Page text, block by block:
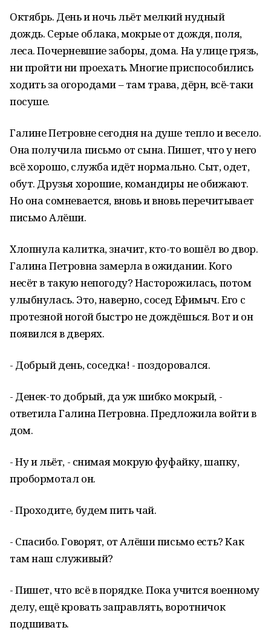
Октябрь. День и ночь льёт мелкий нудный
дождь. Серые облака, мокрые от дождя, поля,
леса. Почерневшие заборы, дома. На улице грязь,
ни пройти ни проехать. Многие приспособились
ходить за огородами – там трава, дёрн, всё-таки
посуше.
Галине Петровне сегодня на душе тепло и весело.
Она получила письмо от сына. Пишет, что у него
всё хорошо, служба идёт нормально. Сыт, одет,
обут. Друзья хорошие, командиры не обижают.
Но она сомневается, вновь и вновь перечитывает
письмо Алёши.
Хлопнула калитка, значит, кто-то вошёл во двор.
Галина Петровна замерла в ожидании. Кого
несёт в такую непогоду? Насторожилась, потом
улыбнулась. Это, наверно, сосед Ефимыч. Его с
протезной ногой быстро не дождёшься. Вот и он
появился в дверях.
- Добрый день, соседка! - поздоровался.
- Денек-то добрый, да уж шибко мокрый, -
ответила Галина Петровна. Предложила войти в
дом.
- Ну и льёт, - снимая мокрую фуфайку, шапку,
пробормотал он.
- Проходите, будем пить чай.
- Спасибо. Говорят, от Алёши письмо есть? Как
там наш служивый?
- Пишет, что всё в порядке. Пока учится военному
делу, ещё кровать заправлять, воротничок
подшивать.